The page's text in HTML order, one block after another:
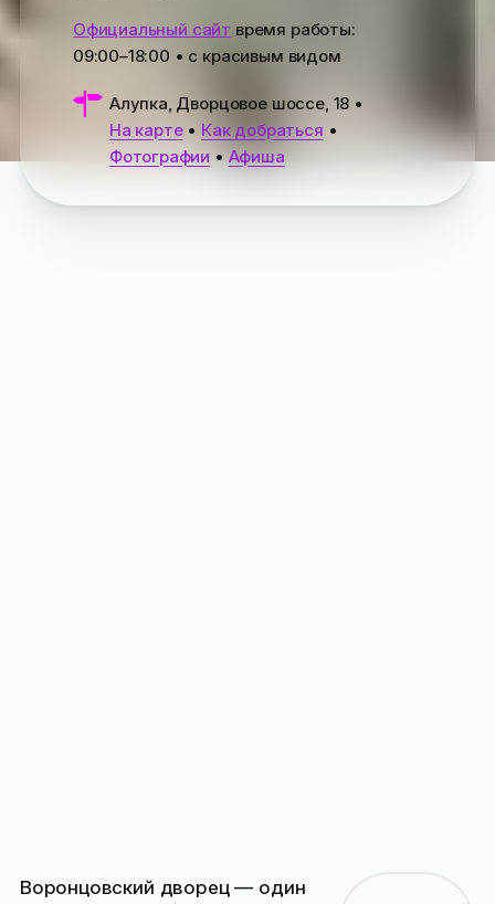
Официальный сайт время работы:
09:00–18:00 • с красивым видом
Алупка, Дворцовое шоссе, 18 •
На карте• Как добраться •
Фотографии •Афиша
Воронцовский дворец — один